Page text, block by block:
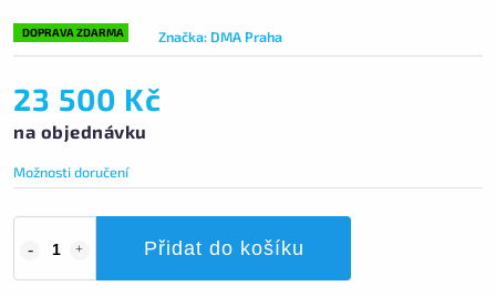
DOPRAVA ZDARMA Značka: DMA Praha
23 500 Kč
na objednávku
Možnosti doručení
Přidat do košíku